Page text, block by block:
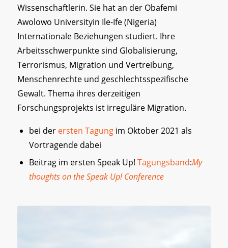
Wissenschaftlerin. Sie hat an der Obafemi
Awolowo Universityin Ile-Ife (Nigeria)
Internationale Beziehungen studiert. Ihre
Arbeitsschwerpunkte sind Globalisierung,
Terrorismus, Migration und Vertreibung,
Menschenrechte und geschlechtsspezifische
Gewalt. Thema ihres derzeitigen
Forschungsprojekts ist irreguläre Migration.
bei der ersten Tagungim Oktober 2021 als
Vortragende dabei
Beitrag im ersten Speak Up! Tagungsband:My
thoughts on the Speak Up! Conference